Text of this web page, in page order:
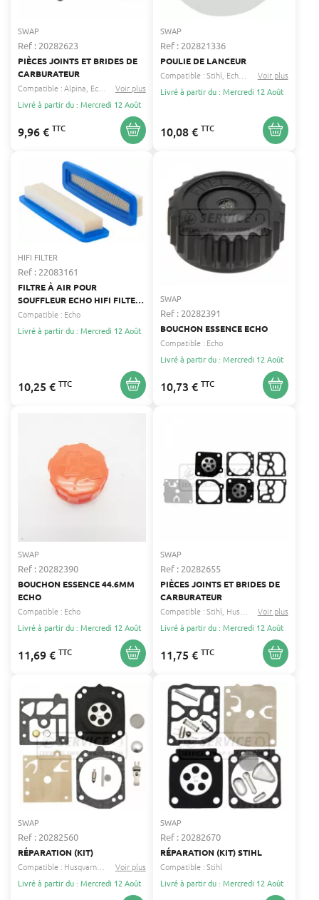
SWAP
Ref : 20282623
PIÈCES JOINTS ET BRIDES DE
CARBURATEUR
Compatible :Alpina Echo ...Voir plus
Livré à partir du : Mercredi 12 Août
9,96 € TTC
SWAP
Ref : 202821336
POULIE DE LANCEUR
Compatible :Stihl Echo
Voir plus
Livré à partir du : Mercredi 12 Août
10,08 € TTC
HIFI FILTER
Ref : 22083161
FILTRE À AIR POUR
SOUFFLEUR ECHO HIFI FILTER
SL 1447
Compatible : Echo
Livré à partir du : Mercredi 12 Août
10,25 € TTC
SWAP
Ref : 20282391
BOUCHON ESSENCE ECHO
Compatible : Echo
Livré à partir du : Mercredi 12 Août
10,73 € TTC
SWAP
Ref : 20282390
BOUCHON ESSENCE 44.6MM
ECHO
Compatible : Echo
Livré à partir du : Mercredi 12 Août
11,69 € TTC
SWAP
Ref : 20282655
PIÈCES JOINTS ET BRIDES DE
CARBURATEUR
Compatible :Stihl Husqvarna ...
Voir plus
Livré à partir du : Mercredi 12 Août
11,75 € TTC
SWAP
Ref : 20282560
RÉPARATION (KIT)
Compatible :
Dolmar ...
Voir plus
Livré à partir du : Mercredi 12 Août
SWAP
Ref : 20282670
RÉPARATION (KIT) STIHL
Compatible :Stihl
Livré à partir du : Mercredi 12 Août